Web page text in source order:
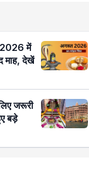
2026 में
माह, देखें
जरूरी
बड़े